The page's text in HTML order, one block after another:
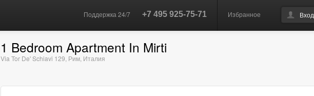
Избранное
Поддержка 24/7 +7 495 925-75-71
1 Bedroom Apartment In Mirti
Via Tor De' Schiavi 129 Рим, Италия